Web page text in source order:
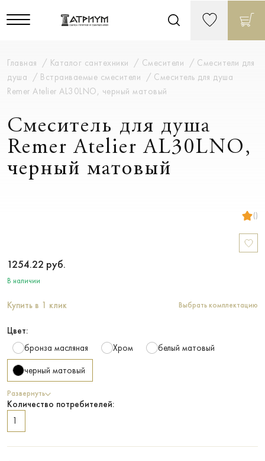
Главная Каталог сантехники Смесители
Смесители для
душа
Встраиваемые смесители
Смеситель для душа
Remer Atelier AL30LNO, черный матовый
Смеситель для душа
Remer Atelier AL30LNO,
черный матовый
()
1254.22 руб.
В наличии
Купить в 1 клик Выбрать комплектацию
Цвет:
бронза масляная
Хром белый матовый
черный матовый
Развернуть
Количество потребителей:
1